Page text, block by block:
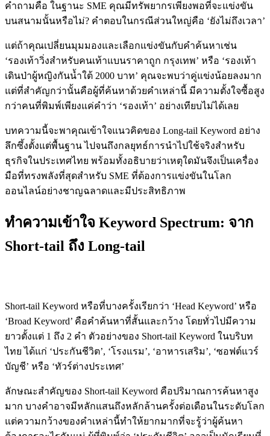
คำถามคือ ในฐานะ SME คุณมีทรัพยากรเพียงพอที่จะแข่งขัน
บนสนามนั้นหรือไม่? คำตอบในกรณีส่วนใหญ่คือ ‘ยังไม่ถึงเวลา’
แต่ถ้าคุณเปลี่ยนมุมมองและเลือกแข่งขันกับคำค้นหาเช่น
‘รองเท้าวิ่งสำหรับคนเท้าแบนราคาถูก กรุงเทพ’ หรือ ‘รองเท้า
เดินป่าผู้หญิงกันน้ำใต้ 2000 บาท’ คุณจะพบว่าคู่แข่งน้อยลงมาก
แต่ที่สำคัญกว่านั้นคือผู้ที่ค้นหาด้วยคำเหล่านี้ มีความตั้งใจซื้อสูง
กว่าคนที่พิมพ์เพียงแค่คำว่า ‘รองเท้า’ อย่างเทียบไม่ได้เลย
บทความนี้จะพาคุณเข้าใจแนวคิดของ Long-tail Keyword อย่าง
ลึกซึ้งตั้งแต่พื้นฐาน ไปจนถึงกลยุทธ์การนำไปใช้จริงสำหรับ
ธุรกิจในประเทศไทย พร้อมทั้งอธิบายว่าเหตุใดมันจึงเป็นเครื่อง
มือที่ทรงพลังที่สุดสำหรับ SME ที่ต้องการแข่งขันในโลก
ออนไลน์อย่างชาญฉลาดและมีประสิทธิภาพ
ทำความเข้าใจ Keyword Spectrum: จาก
Short-tail ถึง Long-tail
Short-tail Keyword หรือที่บางครั้งเรียกว่า ‘Head Keyword’ หรือ
‘Broad Keyword’ คือคำค้นหาที่สั้นและกว้าง โดยทั่วไปมีความ
ยาวตั้งแต่ 1 ถึง 2 คำ ตัวอย่างของ Short-tail Keyword ในบริบท
ไทย ได้แก่ ‘ประกันชีวิต’, ‘โรงแรม’, ‘อาหารเสริม’, ‘ซอฟต์แวร์
บัญชี’ หรือ ‘ทัวร์ต่างประเทศ’
ลักษณะสำคัญของ Short-tail Keyword คือปริมาณการค้นหาสูง
มาก บางคำอาจมีหลักแสนถึงหลักล้านครั้งต่อเดือนในระดับโลก
แต่ความกว้างของคำเหล่านี้ทำให้ยากมากที่จะรู้ว่าผู้ค้นหา